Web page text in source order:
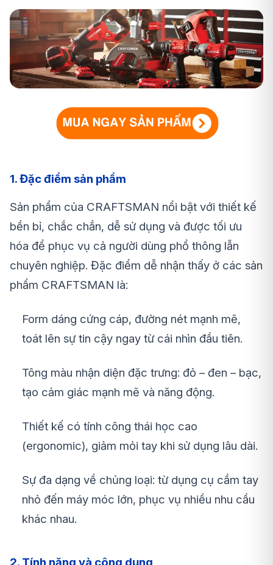
1. Đặc điểm sản phẩm
Sản phẩm của CRAFTSMAN nổi bật với thiết kế
bền bỉ, chắc chắn, dễ sử dụng và được tối ưu
hóa để phục vụ cả người dùng phổ thông lẫn
chuyên nghiệp. Đặc điểm dễ nhận thấy ở các sản
phẩm CRAFTSMAN là:
Form dáng cứng cáp, đường nét mạnh mẽ,
toát lên sự tin cậy ngay từ cái nhìn đầu tiên.
Tông màu nhận diện đặc trưng: đỏ – đen – bạc,
tạo cảm giác mạnh mẽ và năng động.
Thiết kế có tính công thái học cao
(ergonomic), giảm mỏi tay khi sử dụng lâu dài.
Sự đa dạng về chủng loại: từ dụng cụ cầm tay
nhỏ đến máy móc lớn, phục vụ nhiều nhu cầu
khác nhau.